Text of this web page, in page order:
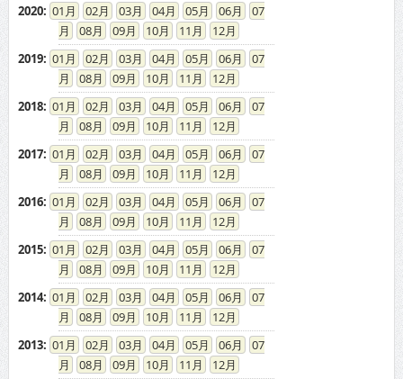
2020: 01 02 03 04 05 06
07
08
09 10 11
12
2019: 01 02 03 04 05 06
07
08
09 10 11
12
2018: 01 02 03 04 05 06
07
08
09 10 11
12
2017: 01 02 03 04 05 06
07
08
09 10 11
12
2016: 01 02 03 04 05 06
07
08
09 10 11
12
2015: 01 02 03 04 05 06
07
08
09 10 11
12
2014: 01 02 03 04 05 06
07
08
09 10 11
12
2013: 01 02 03 04 05 06
07
08
09 10 11
12